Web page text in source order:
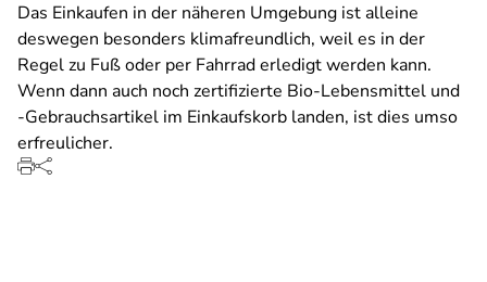
Das Einkaufen in der näheren Umgebung ist alleine
deswegen besonders klimafreundlich, weil es in der
Regel zu Fuß oder per Fahrrad erledigt werden kann.
Wenn dann auch noch zertifizierte Bio-Lebensmittel und
-Gebrauchsartikel im Einkaufskorb landen, ist dies umso
erfreulicher.